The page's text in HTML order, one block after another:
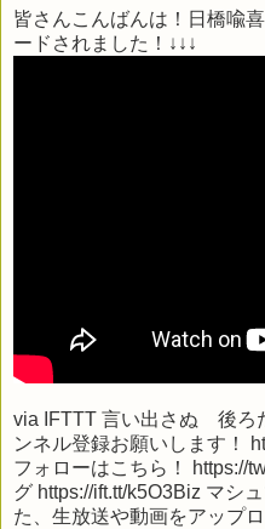
皆さんこんばんは！日橋喩
ードされました！↓↓↓
via IFTTT 言い出さぬ 後ろ
ンネル登録お願いします！
フォローはこちら！ https://
グ https://ift.tt/k5O3Biz マシ
た、生放送や動画をアップ